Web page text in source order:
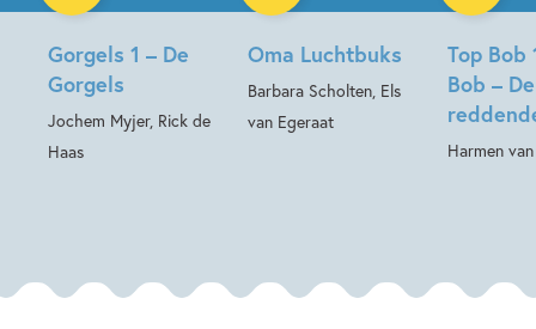
Gorgels 1 – De
Gorgels
Jochem Myjer, Rick de
Haas
Oma Luchtbuks
Barbara Scholten, Els
van Egeraat
Top Bob
Bob – De
Harmen